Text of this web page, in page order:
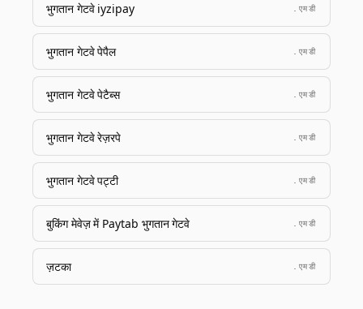
भुगतान गेटवे iyzipay .एमडी
भुगतान गेटवे पेपैल .एमडी
भुगतान गेटवे पेटैब्स .एमडी
भुगतान गेटवे रेज़रपे .एमडी
भुगतान गेटवे पट्टी .एमडी
बुकिंग मेवेज़ में Paytab भुगतान गेटवे .एमडी
ज़टका .एमडी